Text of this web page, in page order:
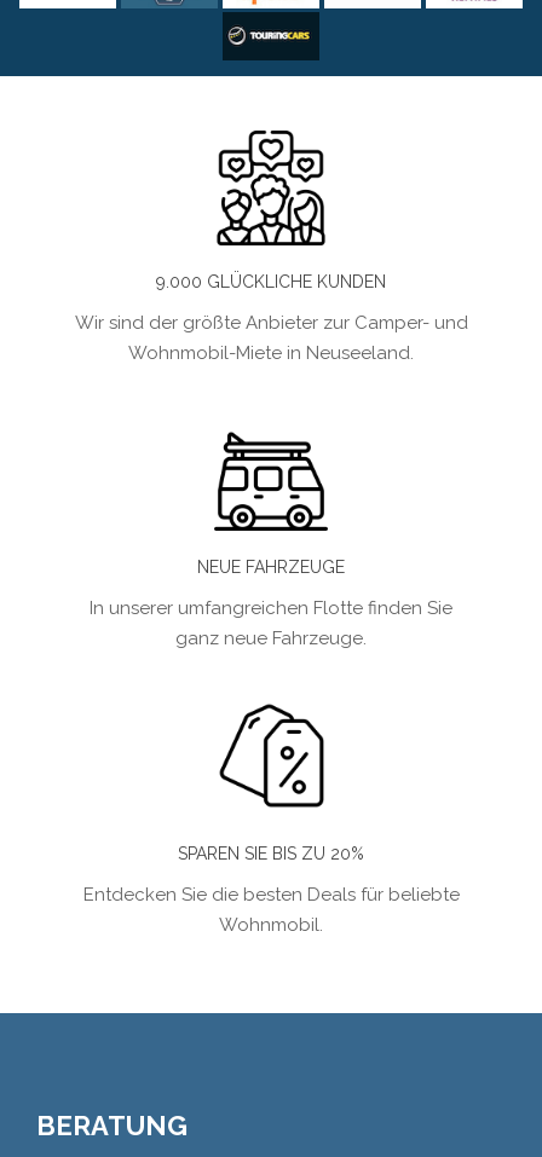
9.000 GLÜCKLICHE KUNDEN
Wir sind der größte Anbieter zur Camper- und
Wohnmobil-Miete in Neuseeland.
NEUE FAHRZEUGE
In unserer umfangreichen Flotte finden Sie
ganz neue Fahrzeuge.
SPAREN SIE BIS ZU 20%
Entdecken Sie die besten Deals für beliebte
Wohnmobil.
BERATUNG